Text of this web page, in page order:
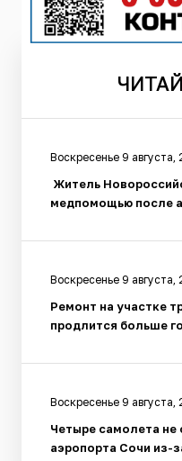
Воскресенье 9 августа,
Житель
медпомощью после
Воскресенье 9 августа,
Ремонт на участке
продлится больше
Воскресенье 9 августа,
Четыре самолета не
аэропорта Сочи из-